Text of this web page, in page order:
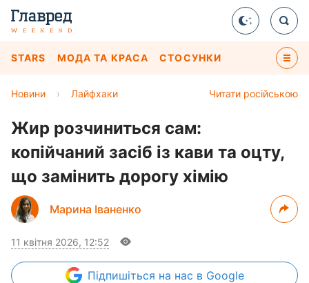
STARS МОДА ТА КРАСА СТОСУНКИ
Читати російською
Новини › Лайфхаки
Жир розчиниться сам:
копійчаний засіб із кави та оцту,
що замінить дорогу хімію
Марина Іваненко
11 квітня 2026, 12:52
Підпишіться на нас в Google